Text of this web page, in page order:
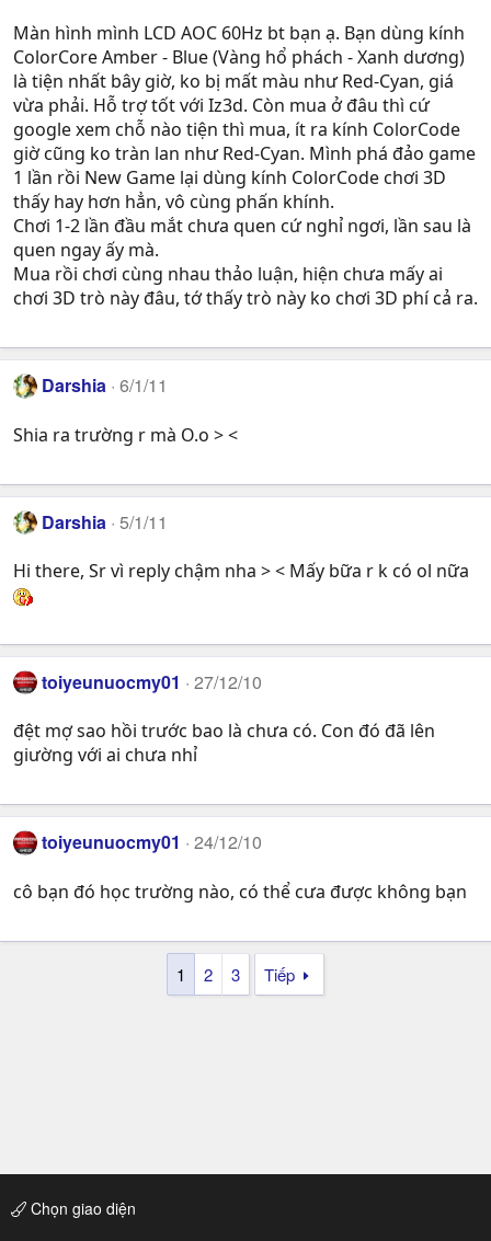
Màn hình mình LCD AOC 60Hz bt bạn ạ. Bạn dùng kính
ColorCore Amber - Blue (Vàng hổ phách - Xanh dương)
là tiện nhất bây giờ, ko bị mất màu như Red-Cyan, giá
vừa phải. Hỗ trợ tốt với Iz3d. Còn mua ở đâu thì cứ
google xem chỗ nào tiện thì mua, ít ra kính ColorCode
giờ cũng ko tràn lan như Red-Cyan. Mình phá đảo game
1 lần rồi New Game lại dùng kính ColorCode chơi 3D
thấy hay hơn hẳn, vô cùng phấn khính.
Chơi 1-2 lần đầu mắt chưa quen cứ nghỉ ngơi, lần sau là
quen ngay ấy mà.
Mua rồi chơi cùng nhau thảo luận, hiện chưa mấy ai
chơi 3D trò này đâu, tớ thấy trò này ko chơi 3D phí cả ra.
Darshia 6/1/11
Shia ra trường r mà O.o > <
Darshia 5/1/11
Hi there, Sr vì reply chậm nha > < Mấy bữa r k có ol nữa
toiyeunuocmy01 27/12/10
đệt mợ sao hồi trước bao là chưa có. Con đó đã lên
giường với ai chưa nhỉ
toiyeunuocmy01 24/12/10
cô bạn đó học trường nào, có thể cưa được không bạn
1 2 3 Tiếp
Chọn giao diện